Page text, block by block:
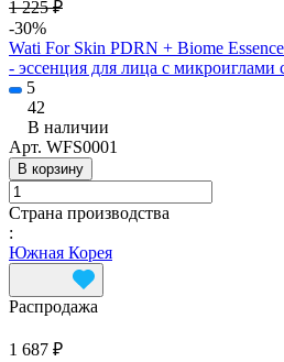
1 225 ₽
-30%
Wati For Skin PDRN + Biome
- эссенция для лица с микроиглами
5
42
В наличии
Арт. WFS0001
В корзину
Страна производства
:
Южная Корея
Распродажа
1 687 ₽